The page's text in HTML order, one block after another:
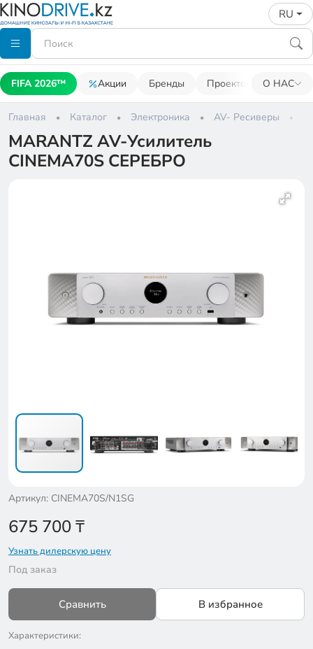
RU
FIFA 2026™ Акции Бренды Проекторы О НАС
Главная Каталог Электроника AV- Ресиверы
MARANTZ AV-Усилитель
CINEMA70S СЕРЕБРО
Артикул: CINEMA70S/N1SG
675 700₸
Узнать дилерскую цену
Под заказ
Сравнить В избранное
Характеристики: